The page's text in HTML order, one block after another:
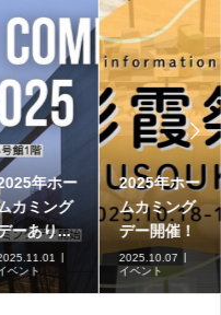
TUC同窓
会、公式
LINEをは...
2026.03.20
ブログ
2025年ホー
ムカミング
デーあり...
2025.11.01
イベント
